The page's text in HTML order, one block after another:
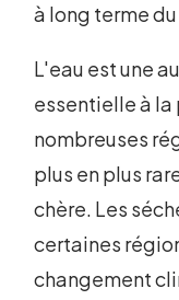
à long terme
L'eau est une
essentielle à
nombreuses
plus en plus
chère. Les
certaines
changement